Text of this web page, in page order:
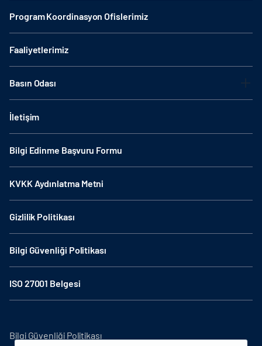
Program Koordinasyon Ofislerimiz
Faaliyetlerimiz
Basın Odası
İletişim
Bilgi Edinme Başvuru Formu
KVKK Aydınlatma Metni
Gizlilik Politikası
Bilgi Güvenliği Politikası
ISO 27001 Belgesi
Bilgi Güvenliği Politikası